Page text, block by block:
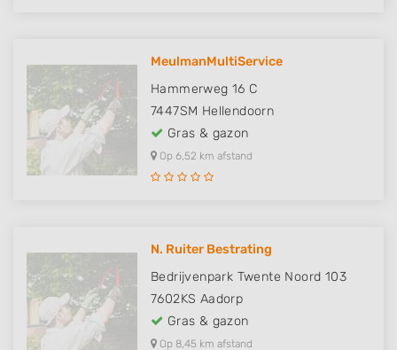
MeulmanMultiService
Hammerweg 16 C
7447SM Hellendoorn
Gras & gazon
Op 6,52 km afstand
N. Ruiter Bestrating
Bedrijvenpark Twente Noord 103
7602KS Aadorp
Gras & gazon
Op 8,45 km afstand